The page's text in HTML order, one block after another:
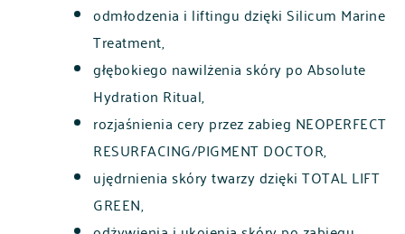
odmłodzenia i liftingu dzięki Silicum Marine
Treatment,
głębokiego nawilżenia skóry po Absolute
Hydration Ritual,
rozjaśnienia cery przez zabieg NEOPERFECT
RESURFACING/PIGMENT DOCTOR,
ujędrnienia skóry twarzy dzięki TOTAL LIFT
GREEN,